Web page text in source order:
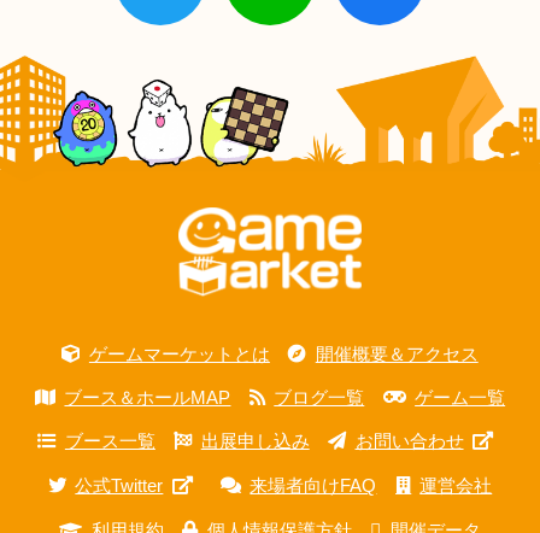
ゲームマーケットとは 開催概要＆アクセス
ブース＆ホールMAP ブログ一覧 ゲーム一覧
ブース一覧 出展申し込み お問い合わせ
公式Twitter 来場者向けFAQ 運営会社